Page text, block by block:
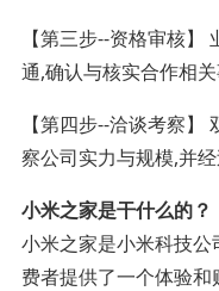
【第三步--资格审核
通,确认与核实合作相关
【第四步--洽谈考察
察公司实力与规模,并
小米之家是干什么的？
小米之家是小米科技
费者提供了一个体验